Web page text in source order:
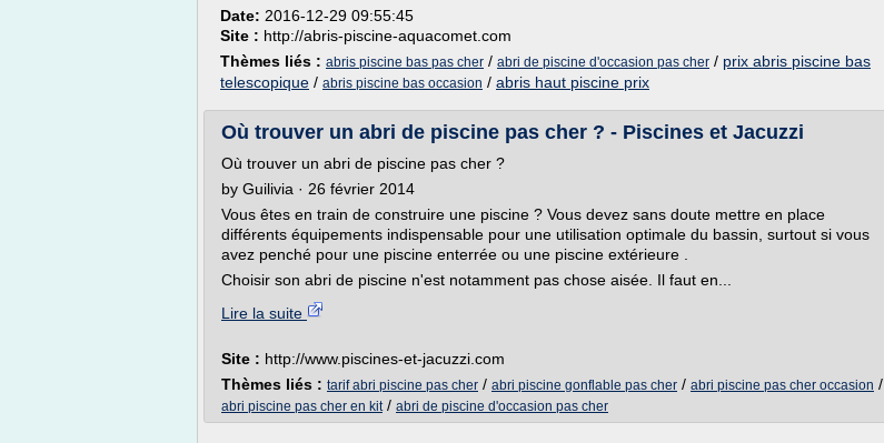
Date: 2016-12-29 09:55:45
Site : http://abris-piscine-aquacomet.com
Thèmes liés : abris piscine bas pas cher / abri de piscine d'occasion pas cher / prix abris piscine bas
telescopique / abris piscine bas occasion / abris haut piscine prix
Où trouver un abri de piscine pas cher ? - Piscines et Jacuzzi
Où trouver un abri de piscine pas cher ?
by Guilivia · 26 février 2014
Vous êtes en train de construire une piscine ? Vous devez sans doute mettre en place
différents équipements indispensable pour une utilisation optimale du bassin, surtout si vous
avez penché pour une piscine enterrée ou une piscine extérieure .
Choisir son abri de piscine n'est notamment pas chose aisée. Il faut en...
Lire la suite
Site : http://www.piscines-et-jacuzzi.com
Thèmes liés : tarif abri piscine pas cher / abri piscine gonflable pas cher / abri piscine pas cher occasion /
abri piscine pas cher en kit/ abri de piscine d'occasion pas cher